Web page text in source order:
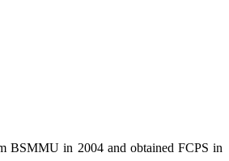
BSMMU in 2004 and obtained FCPS in